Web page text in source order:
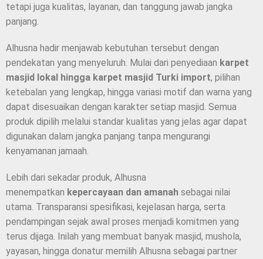
tetapi juga kualitas, layanan, dan tanggung jawab jangka
panjang.
Alhusna hadir menjawab kebutuhan tersebut dengan
pendekatan yang menyeluruh. Mulai dari penyediaan karpet
masjid lokal hingga karpet masjid Turki import, pilihan
ketebalan yang lengkap, hingga variasi motif dan warna yang
dapat disesuaikan dengan karakter setiap masjid. Semua
produk dipilih melalui standar kualitas yang jelas agar dapat
digunakan dalam jangka panjang tanpa mengurangi
kenyamanan jamaah.
Lebih dari sekadar produk, Alhusna
menempatkan kepercayaan dan amanah sebagai nilai
utama. Transparansi spesifikasi, kejelasan harga, serta
pendampingan sejak awal proses menjadi komitmen yang
terus dijaga. Inilah yang membuat banyak masjid, mushola,
yayasan, hingga donatur memilih Alhusna sebagai partner